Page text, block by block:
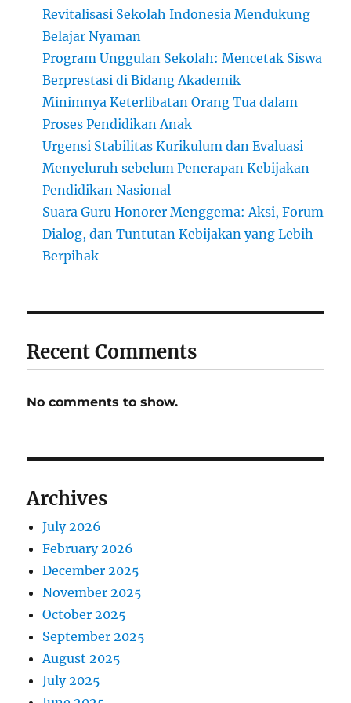
Revitalisasi Sekolah Indonesia Mendukung
Belajar Nyaman
Program Unggulan Sekolah: Mencetak Siswa
Berprestasi di Bidang Akademik
Minimnya Keterlibatan Orang Tua dalam
Proses Pendidikan Anak
Urgensi Stabilitas Kurikulum dan Evaluasi
Menyeluruh sebelum Penerapan Kebijakan
Pendidikan Nasional
Suara Guru Honorer Menggema: Aksi, Forum
Dialog, dan Tuntutan Kebijakan yang Lebih
Berpihak
Recent Comments
No comments to show.
Archives
July 2026
February 2026
December 2025
November 2025
October 2025
September 2025
August 2025
July 2025